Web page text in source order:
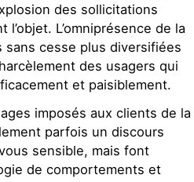
des sollicitations
L’omniprésence de la
cesse plus diversifiées
des usagers qui
et paisiblement.
imposés aux clients de la
parfois un discours
sensible, mais font
de comportements et